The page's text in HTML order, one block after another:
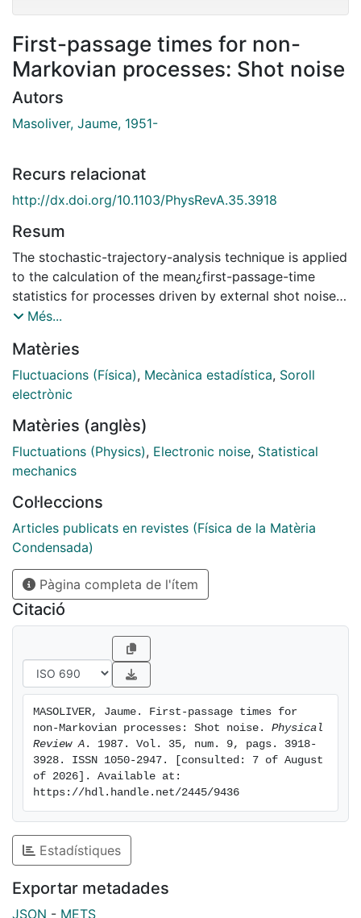
First-passage times for non-
Markovian processes: Shot noise
Autors
Masoliver, Jaume, 1951-
Recurs relacionat
http://dx.doi.org/10.1103/PhysRevA.35.3918
Resum
The stochastic-trajectory-analysis technique is applied
to the calculation of the mean¿first-passage-time
statistics for processes driven by external shot noise.
Explicit analytical expressions are obtained for free
Més...
Matèries
Fluctuacions (Física), Mecànica estadística, Soroll
electrònic
Matèries (anglès)
Fluctuations (Physics), Electronic noise, Statistical
mechanics
Col·leccions
Articles publicats en revistes (Física de la Matèria
Condensada)
Pàgina completa de l'ítem
Citació
MASOLIVER, Jaume. First-passage times for
non-Markovian processes: Shot noise. Physical
Review A . 1987. Vol. 35, num. 9, pags. 3918-
3928. ISSN 1050-2947. [consulted: 7 of August
of 2026]. Available at:
https://hdl.handle.net/2445/9436
Estadístiques
Exportar metadades
JSON - METS